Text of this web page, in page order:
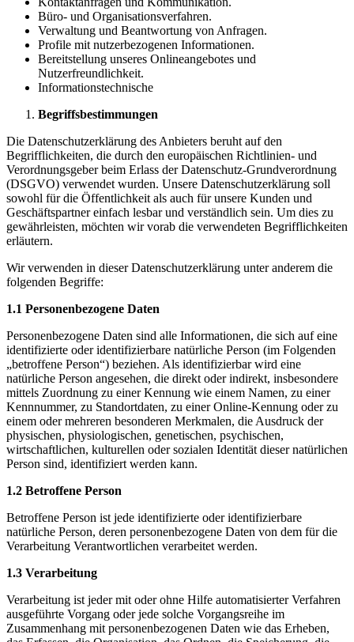
Büro- und Organisationsverfahren.
Verwaltung und Beantwortung von Anfragen.
Profile mit nutzerbezogenen Informationen.
Bereitstellung unseres Onlineangebotes und
Nutzerfreundlichkeit.
Informationstechnische
Begriffsbestimmungen
Die Datenschutzerklärung des Anbieters beruht auf den
Begrifflichkeiten, die durch den europäischen Richtlinien- und
Verordnungsgeber beim Erlass der Datenschutz-Grundverordnung
(DSGVO) verwendet wurden. Unsere Datenschutzerklärung soll
sowohl für die Öffentlichkeit als auch für unsere Kunden und
Geschäftspartner einfach lesbar und verständlich sein. Um dies zu
gewährleisten, möchten wir vorab die verwendeten Begrifflichkeiten
erläutern.
Wir verwenden in dieser Datenschutzerklärung unter anderem die
folgenden Begriffe:
1.1 Personenbezogene Daten
Personenbezogene Daten sind alle Informationen, die sich auf eine
identifizierte oder identifizierbare natürliche Person (im Folgenden
„betroffene Person“) beziehen. Als identifizierbar wird eine
natürliche Person angesehen, die direkt oder indirekt, insbesondere
mittels Zuordnung zu einer Kennung wie einem Namen, zu einer
Kennnummer, zu Standortdaten, zu einer Online-Kennung oder zu
einem oder mehreren besonderen Merkmalen, die Ausdruck der
physischen, physiologischen, genetischen, psychischen,
wirtschaftlichen, kulturellen oder sozialen Identität dieser natürlichen
Person sind, identifiziert werden kann.
1.2 Betroffene Person
Betroffene Person ist jede identifizierte oder identifizierbare
natürliche Person, deren personenbezogene Daten von dem für die
Verarbeitung Verantwortlichen verarbeitet werden.
1.3 Verarbeitung
Verarbeitung ist jeder mit oder ohne Hilfe automatisierter Verfahren
ausgeführte Vorgang oder jede solche Vorgangsreihe im
Zusammenhang mit personenbezogenen Daten wie das Erheben,